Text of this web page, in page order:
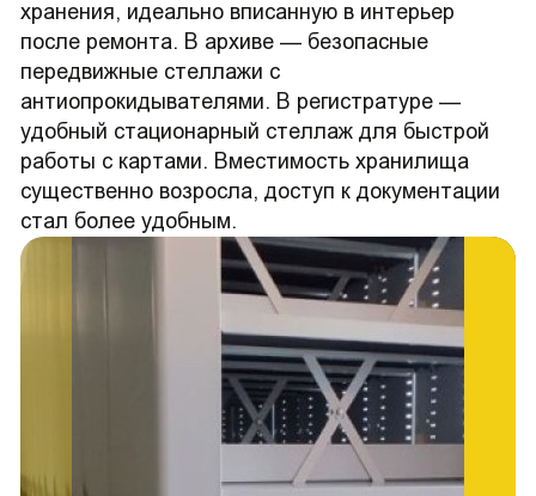
хранения, идеально вписанную в интерьер
после ремонта. В архиве — безопасные
передвижные стеллажи с
антиопрокидывателями. В регистратуре —
удобный стационарный стеллаж для быстрой
работы с картами. Вместимость хранилища
существенно возросла, доступ к документации
стал более удобным.